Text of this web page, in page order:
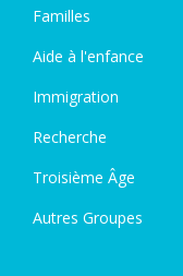
Familles
Aide à l'enfance
Immigration
Recherche
Troisième Âge
Autres Groupes